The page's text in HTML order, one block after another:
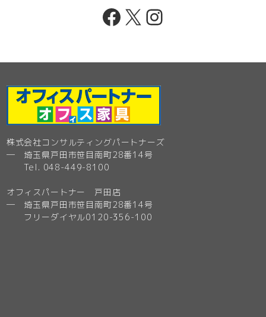
Facebook
X Instagram
株式会社コンサルティングパートナーズ
─ 埼玉県戸田市笹目南町28番14号
Tel. 048-449-8100
オフィスパートナー 戸田店
─ 埼玉県戸田市笹目南町28番14号
フリーダイヤル0120-356-100